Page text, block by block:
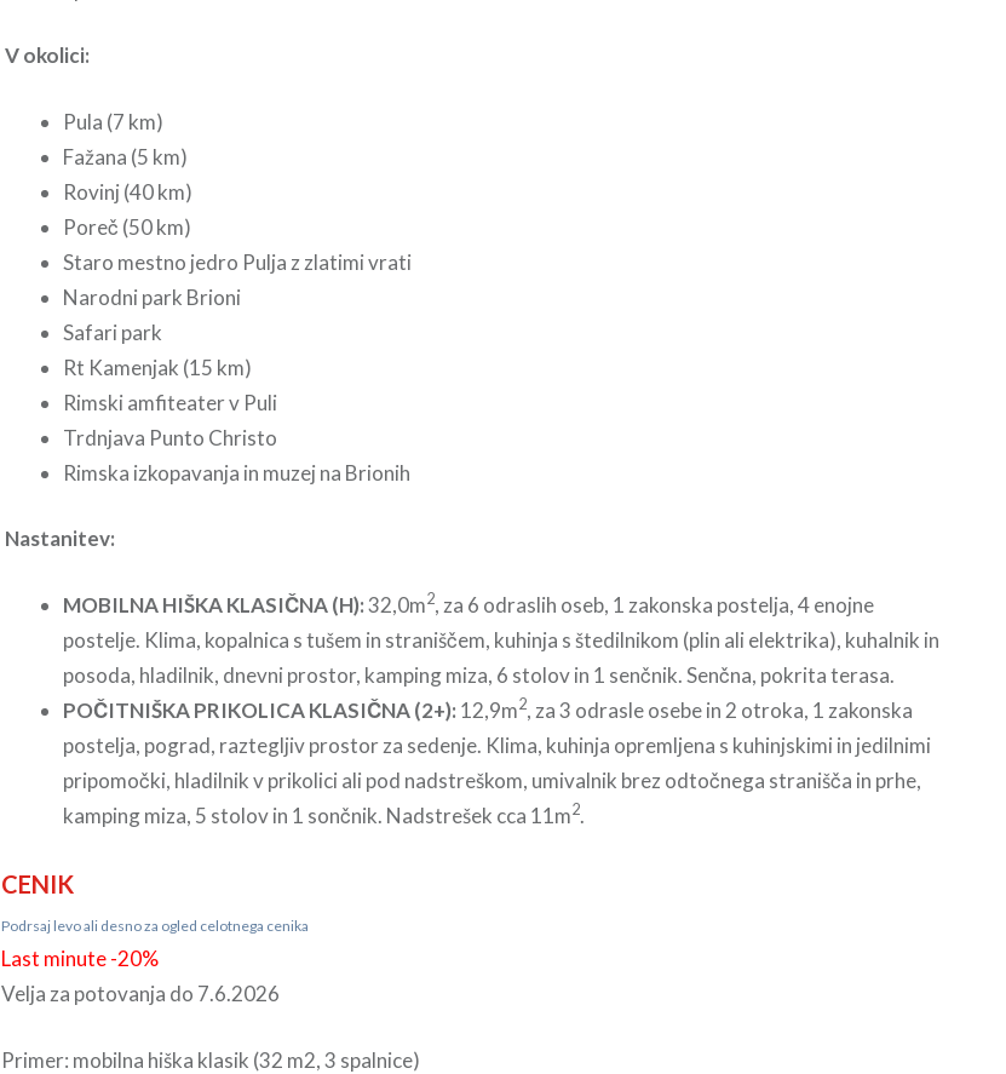
V okolici:
Pula (7 km)
Fažana (5 km)
Rovinj (40 km)
Poreč (50 km)
Staro mestno jedro Pulja z zlatimi vrati
Narodni park Brioni
Safari park
Rt Kamenjak (15 km)
Rimski amfiteater v Puli
Trdnjava Punto Christo
Rimska izkopavanja in muzej na Brionih
Nastanitev:
MOBILNA HIŠKA KLASIČNA (H):32,0m2, za 6 odraslih oseb, 1 zakonska postelja, 4 enojne
postelje. Klima, kopalnica s tušem in straniščem, kuhinja s štedilnikom (plin ali elektrika), kuhalnik in
posoda, hladilnik, dnevni prostor, kamping miza, 6 stolov in 1 senčnik. Senčna, pokrita terasa.
POČITNIŠKA PRIKOLICA KLASIČNA (2+): 12,9m2, za 3 odrasle osebe in 2 otroka, 1 zakonska
postelja, pograd, raztegljiv prostor za sedenje. Klima, kuhinja opremljena s kuhinjskimi in jedilnimi
pripomočki, hladilnik v prikolici ali pod nadstreškom, umivalnik brez odtočnega stranišča in prhe,
kamping miza, 5 stolov in 1 sončnik. Nadstrešek cca 11m2.
CENIK
Podrsaj levo ali desno za ogled celotnega cenika
Last minute -20%
Velja za potovanja do 7.6.2026
Primer: mobilna hiška klasik (32 m2, 3 spalnice)